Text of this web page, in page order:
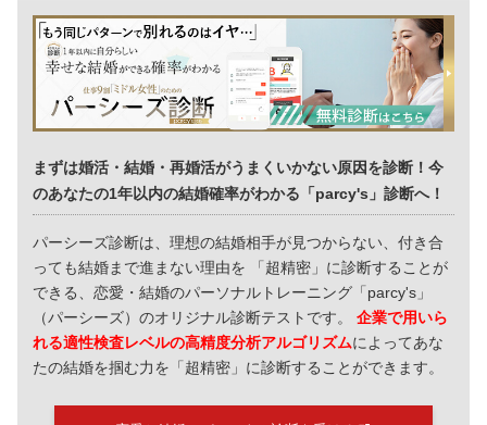
まずは婚活・結婚・再婚活がうまくいかない原因を診断！今
のあなたの1年以内の結婚確率がわかる「parcy's」診断へ！
パーシーズ診断は、理想の結婚相手が見つからない、付き合
っても結婚まで進まない理由を 「超精密」に診断することが
できる、恋愛・結婚のパーソナルトレーニング「parcy's」
（パーシーズ）のオリジナル診断テストです。企業で用いら
れる適性検査レベルの高精度分析アルゴリズムによってあな
たの結婚を掴む力を「超精密」に診断することができます。